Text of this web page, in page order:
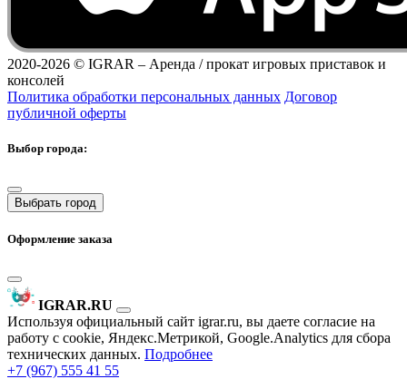
2020-2026 © IGRAR – Аренда / прокат игровых приставок и
консолей
Политика обработки персональных данных Договор
публичной оферты
Выбор города:
Выбрать город
Оформление заказа
IGRAR.RU
Используя официальный сайт igrar.ru, вы даете согласие на
работу с cookie, Яндекс.Метрикой, Google.Analytics для сбора
технических данных. Подробнее
+7 (967) 555 41 55